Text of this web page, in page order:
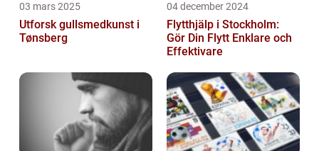
03 mars 2025
Utforsk gullsmedkunst i
Tønsberg
04 december 2024
Flytthjälp i Stockholm:
Gör Din Flytt Enklare och
Effektivare